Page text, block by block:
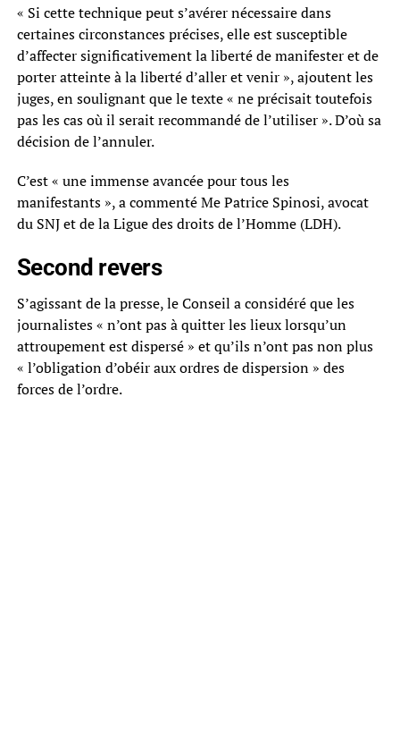
« Si cette technique peut s’avérer nécessaire dans
certaines circonstances précises, elle est susceptible
d’affecter significativement la liberté de manifester et de
porter atteinte à la liberté d’aller et venir », ajoutent les
juges, en soulignant que le texte « ne précisait toutefois
pas les cas où il serait recommandé de l’utiliser ». D’où sa
décision de l’annuler.
C’est « une immense avancée pour tous les
manifestants », a commenté Me Patrice Spinosi, avocat
du SNJ et de la Ligue des droits de l’Homme (LDH).
Second revers
S’agissant de la presse, le Conseil a considéré que les
journalistes « n’ont pas à quitter les lieux lorsqu’un
attroupement est dispersé » et qu’ils n’ont pas non plus
« l’obligation d’obéir aux ordres de dispersion » des
forces de l’ordre.